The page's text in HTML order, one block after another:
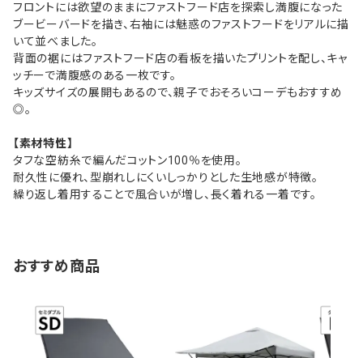
フロントには欲望のままにファストフード店を探索し満腹になった
ブービーバードを描き、右袖には魅惑のファストフードをリアルに描
いて並べました。
背面の裾にはファストフード店の看板を描いたプリントを配し、キャ
ッチーで満腹感のある一枚です。
キッズサイズの展開もあるので、親子でおそろいコーデもおすすめ
◎。
【素材特性】
タフな空紡糸で編んだコットン100％を使用。
耐久性に優れ、型崩れしにくいしっかりとした生地感が特徴。
繰り返し着用することで風合いが増し、長く着れる一着です。
おすすめ商品